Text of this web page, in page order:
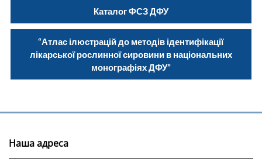
Каталог ФСЗ ДФУ
“Атлас ілюстрацій до методів ідентифікації
лікарської рослинної сировини в національних
монографіях ДФУ”
Наша адреса